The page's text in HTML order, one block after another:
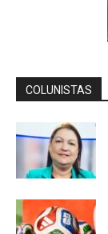
COLUNISTAS